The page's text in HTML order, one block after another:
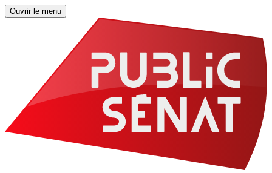
Ouvrir le menu